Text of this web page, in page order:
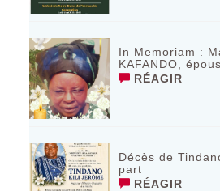
In Memoriam :
KAFANDO,
RÉAGIR
Décès de
part
RÉAGIR